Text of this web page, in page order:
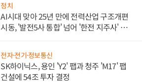
정치
AI시대 맞아 25년 만에 전력산업 구조개편
시동, '발전5사 통합' 넘어 '한전 지주사' 재편
전자·전기·정보통신
SK하이닉스, 용인 'Y2' 팹과 청주 'M17' 팹
건설에 54조 투자 결정